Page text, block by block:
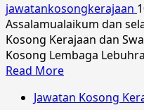
Oktober
2016
jawatankosongkerajaan
Assalamualaikum dan
Kosong Kerajaan dan
Kosong Lembaga
Read MoreRead
about
Jawatan Kosong